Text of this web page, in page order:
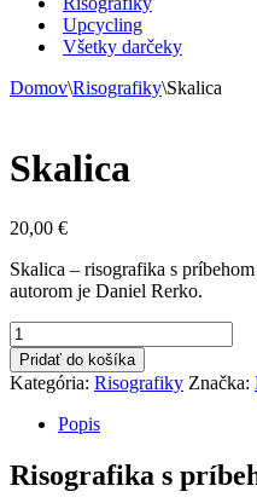
Upcycling
Všetky darčeky
Domov\Risografiky\Skalica
Skalica
20,00 €
Skalica – risografika s
autorom je Daniel Rerko.
množstvo
Skalica
Pridať do košíka
Kategória: Risografiky Značka:
Popis
Risografika s